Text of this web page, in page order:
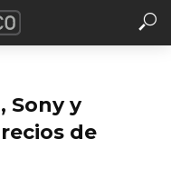
Sony y
de